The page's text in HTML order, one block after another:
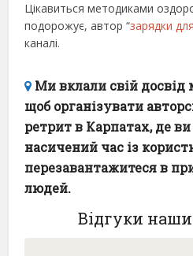
Цікавиться методиками
подорожує, автор “зарядки
каналі.
Ми вклали свій досвід
щоб організувати
ретрит в Карпатах, де
насичений час із
перезавантажитеся в
людей.
Відгуки